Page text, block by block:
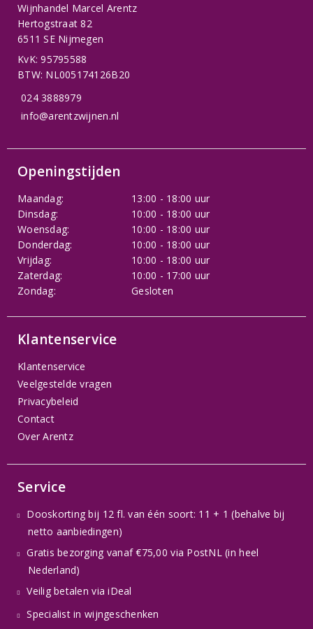
Wijnhandel Marcel Arentz
Hertogstraat 82
6511 SE Nijmegen
KvK: 95795588
BTW: NL005174126B20
024 3888979
info@arentzwijnen.nl
Openingstijden
Maandag:
13:00 - 18:00 uur
Dinsdag:
10:00 - 18:00 uur
Woensdag:
10:00 - 18:00 uur
Donderdag:
10:00 - 18:00 uur
Vrijdag:
10:00 - 18:00 uur
Zaterdag:
10:00 - 17:00 uur
Zondag:
Gesloten
Klantenservice
Klantenservice
Veelgestelde vragen
Privacybeleid
Contact
Over Arentz
Service
Dooskorting bij 12 fl. van één soort: 11 + 1 (behalve bij
netto aanbiedingen)
Gratis bezorging vanaf €75,00 via PostNL (in heel
Nederland)
Veilig betalen via iDeal
Specialist in wijngeschenken